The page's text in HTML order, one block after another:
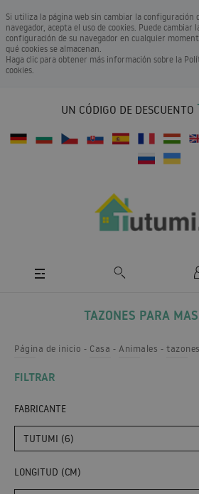
Si utiliza la página web sin cambiar la configuración
navegador, acepta el uso de cookies. Puede cambiar
configuración de su navegador en cualquier
qué cookies se almacenan.
Haga clic para obtener más información sobre la
cookies.
UN CÓDIGO DE DESCUENTO
TAZONES PARA
Página de inicio Casa Animales
FILTRAR
FABRICANTE
TUTUMI (6)
LONGITUD (CM)